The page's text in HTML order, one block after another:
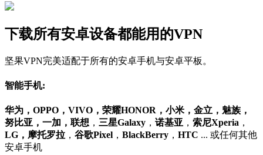
下载所有安卓设备都能用的VPN
坚果VPN完美适配于所有的安卓手机与安卓平板。
智能手机:
华为，OPPO，VIVO，荣耀HONOR，小米，金立，魅族，
努比亚，一加，联想 ， 三星Galaxy ， 诺基亚 ， 索尼Xperia ，
LG，摩托罗拉 ， 谷歌Pixel ， BlackBerry ， HTC ... 或任何其他
安卓手机